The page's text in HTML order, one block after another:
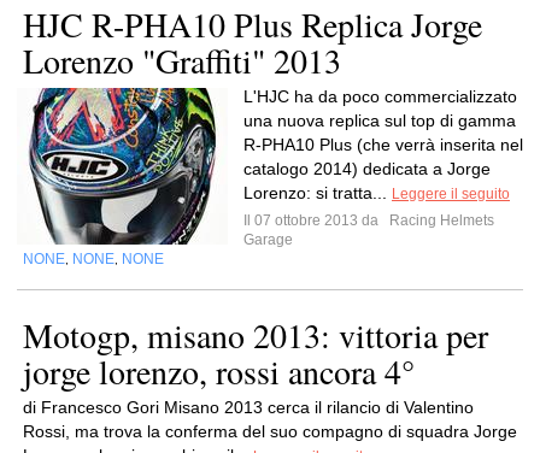
HJC R-PHA10 Plus Replica Jorge
Lorenzo "Graffiti" 2013
L'HJC ha da poco commercializzato
una nuova replica sul top di gamma
R-PHA10 Plus (che verrà inserita nel
catalogo 2014) dedicata a Jorge
Lorenzo: si tratta...
Leggere il seguito
Il 07 ottobre 2013 da
Racing Helmets
Garage
NONE NONE NONE
Motogp, misano 2013: vittoria per
jorge lorenzo, rossi ancora 4°
di Francesco Gori Misano 2013 cerca il rilancio di Valentino
Rossi, ma trova la conferma del suo compagno di squadra Jorge